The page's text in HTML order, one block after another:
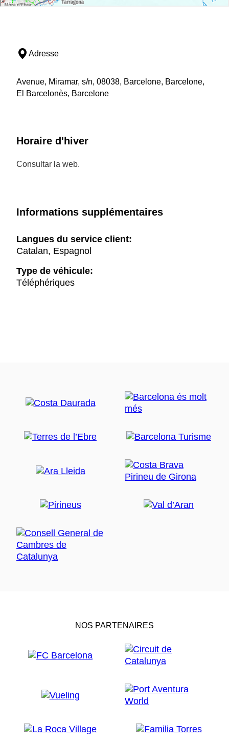
Adresse
Avenue, Miramar, s/n, 08038, Barcelone, Barcelone,
El Barcelonès, Barcelone
Horaire d'hiver
Consultar la web.
Informations supplémentaires
Langues du service client:
Catalan, Espagnol
Type de véhicule:
Téléphériques
NOS PARTENAIRES